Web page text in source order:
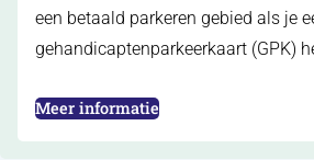
een betaald parkeren gebied als je
gehandicaptenparkeerkaart (GPK)
Meer informatie
(opent in nieuw tabblad)